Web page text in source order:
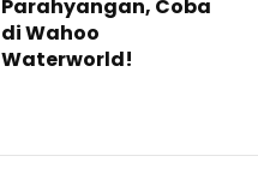
Parahyangan, Coba
di Wahoo
Waterworld!